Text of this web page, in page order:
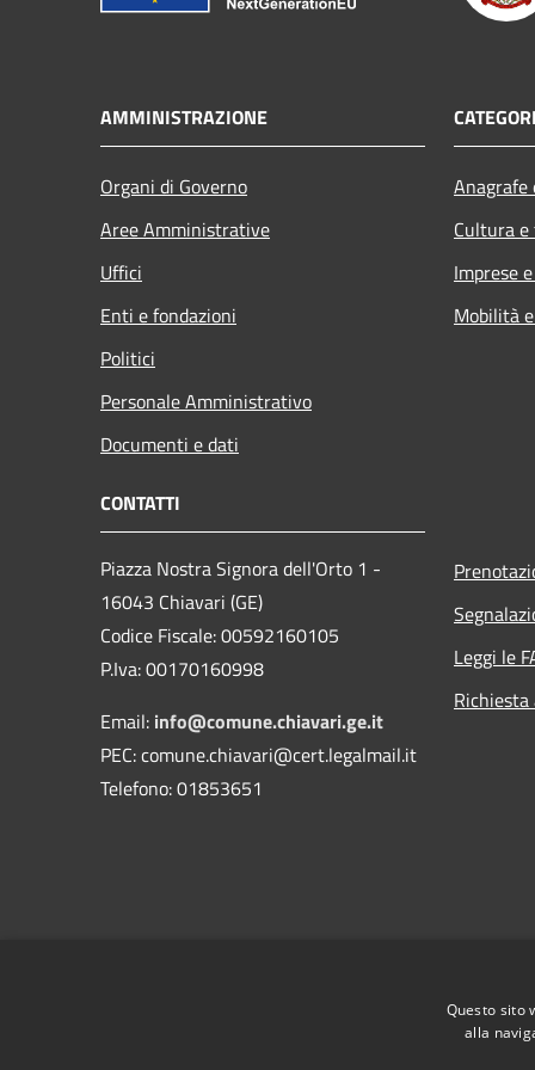
AMMINISTRAZIONE
Organi di Governo
Aree Amministrative
Uffici
Enti e fondazioni
Politici
Personale Amministrativo
Documenti e dati
Cultura
Imprese
Mobilità
CONTATTI
Piazza Nostra Signora dell'Orto 1 -
16043 Chiavari (GE)
Codice Fiscale: 00592160105
P.Iva: 00170160998
Email: info@comune.chiavari.ge.it
PEC: comune.chiavari@cert.legalmail.it
Telefono: 01853651
Leggi le
Questo sito
alla